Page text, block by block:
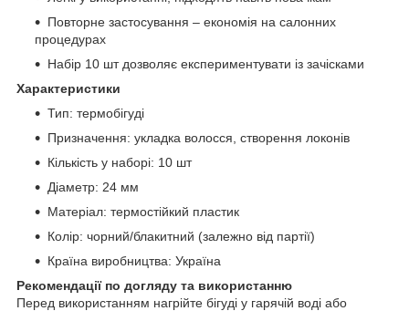
Повторне застосування – економія на салонних
процедурах
Набір 10 шт дозволяє експериментувати із зачісками
Характеристики
Тип: термобігуді
Призначення: укладка волосся, створення локонів
Кількість у наборі: 10 шт
Діаметр: 24 мм
Матеріал: термостійкий пластик
Колір: чорний/блакитний (залежно від партії)
Країна виробництва: Україна
Рекомендації по догляду та використанню
Перед використанням нагрійте бігуді у гарячій воді або